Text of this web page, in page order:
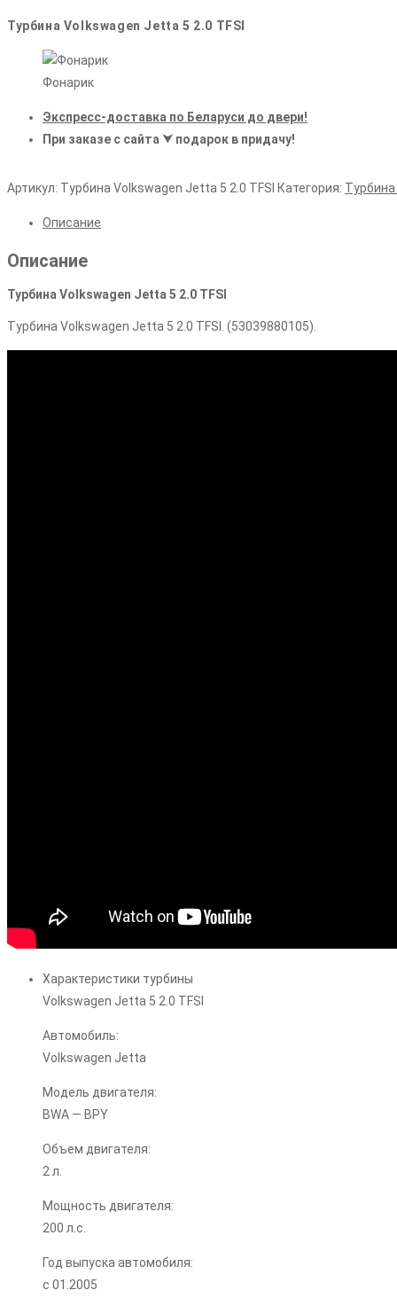
Турбина Volkswagen Jetta 5 2.0 TFSI
Фонарик
Экспресс-доставка по Беларуси до двери!
При заказе с сайта ⮟ подарок в придачу!
Артикул: Турбина Volkswagen Jetta 5 2.0 TFSI Категория: Турбина
Описание
Описание
Турбина Volkswagen Jetta 5 2.0 TFSI
Турбина Volkswagen Jetta 5 2.0 TFSI. (53039880105).
Характеристики турбины
Volkswagen Jetta 5 2.0 TFSI
Автомобиль:
Volkswagen Jetta
Модель двигателя:
BWA — BPY
Объем двигателя:
2 л.
Мощность двигателя:
200 л.с.
Год выпуска автомобиля:
с 01.2005